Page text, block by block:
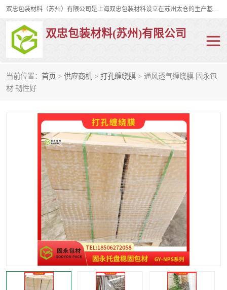
双忠包装材料（苏州）有限公司是上海双忠包装材料设立在苏州太仓的生产基地，占地约2万平米，产品主要有打孔缠绕膜，拉伸蜂窝纸，集装箱充气袋，滑托板，打包带，裹包网兜，防滑纸等箱体和托盘的运输和保护性包材。固永包材®，GooYon Pack®，是我们保护性包装材料的专属品牌。
双忠包装材料(苏州)有限公司
当前位置： 首页 > 供应商机 > 打孔缠绕膜 > 通风透气缠绕膜 固永包
材 韧性好
打孔缠绕膜
裹包网兜 纤维打包带
充气袋
缠绕膜
托盘裹包网兜
托盘捆绑带